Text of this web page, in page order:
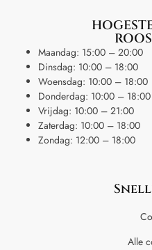
Maandag: 15:00 – 20:00
Dinsdag: 10:00 – 18:00
Woensdag: 10:00 – 18:00
Donderdag: 10:00 – 18:00
Vrijdag: 10:00 – 21:00
Zaterdag: 10:00 – 18:00
Zondag: 12:00 – 18:00
Alle